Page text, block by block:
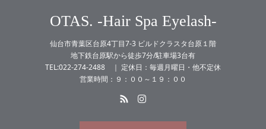
OTAS. -Hair Spa Eyelash-
仙台市青葉区台原4丁目7-3 ビルドクラスタ台原１階
地下鉄台原駅から徒歩7分/駐車場3台有
TEL:022-274-2488 ｜ 定休日：毎週月曜日・他不定休
営業時間：９：００～１９：００